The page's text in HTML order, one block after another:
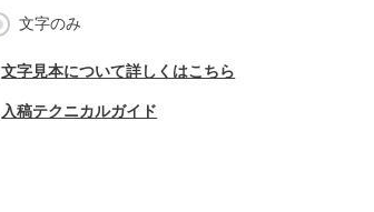
文字のみ
文字見本について詳しくはこちら
入稿テクニカルガイド